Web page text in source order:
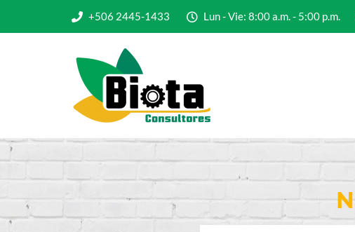
+506 2445-1433 Lun - Vie: 8:00 a.m. - 5:00 p.m.